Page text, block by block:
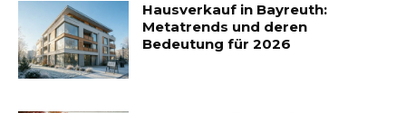
Hausverkauf in Bayreuth:
Metatrends und deren
Bedeutung für 2026